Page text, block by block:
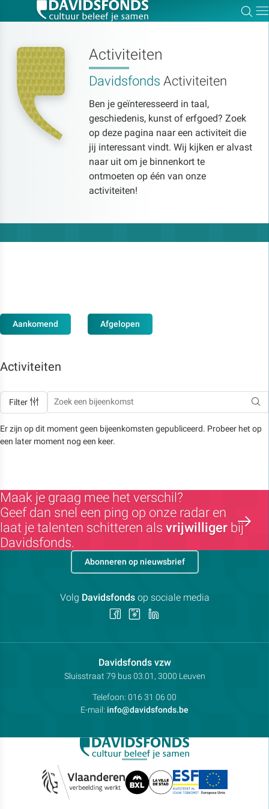
Activiteiten
Davidsfonds Activiteiten
Ben je geïnteresseerd in taal,
geschiedenis, kunst of erfgoed? Zoek
op deze pagina naar een activiteit die
jij interessant vindt. Wij kijken er alvast
naar uit om je binnenkort te
ontmoeten op één van onze
activiteiten!
Aankomend Afgelopen
Activiteiten
Filter
Er zijn op dit moment geen bijeenkomsten gepubliceerd. Probeer het op
een later moment nog een keer.
Maak je graag mee het verschil?
Geef dan snel een ping op onze radar en
laat je talenten schitteren als vrijwilliger bij
Davidsfonds.
Davidsfonds vzwContactpersoon:
Adres:
Sluisstraat 79 bus 03.01, 3000 Leuven
Telefoon: 016 31 06 00
E-mail: info@davidsfonds.be
Abonneren op nieuwsbrief
Volg Davidsfondsop sociale media
Volg Volg
Zoek:
Zoeken